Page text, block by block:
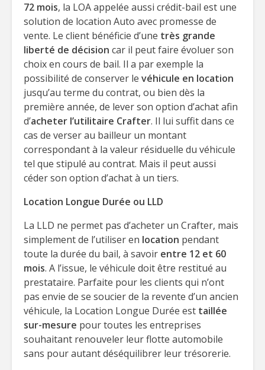
72 mois, la LOA appelée aussi crédit-bail est une
solution de location Auto avec promesse de
vente. Le client bénéficie d’une très grande
liberté de décision car il peut faire évoluer son
choix en cours de bail. Il a par exemple la
possibilité de conserver le véhicule en location
jusqu’au terme du contrat, ou bien dès la
première année, de lever son option d’achat afin
d’acheter l’utilitaire Crafter. Il lui suffit dans ce
cas de verser au bailleur un montant
correspondant à la valeur résiduelle du véhicule
tel que stipulé au contrat. Mais il peut aussi
céder son option d’achat à un tiers.
Location Longue Durée ou LLD
La LLD ne permet pas d’acheter un Crafter, mais
simplement de l’utiliser en location pendant
toute la durée du bail, à savoir entre 12 et 60
mois. A l’issue, le véhicule doit être restitué au
prestataire. Parfaite pour les clients qui n’ont
pas envie de se soucier de la revente d’un ancien
véhicule, la Location Longue Durée est taillée
sur-mesure pour toutes les entreprises
souhaitant renouveler leur flotte automobile
sans pour autant déséquilibrer leur trésorerie.